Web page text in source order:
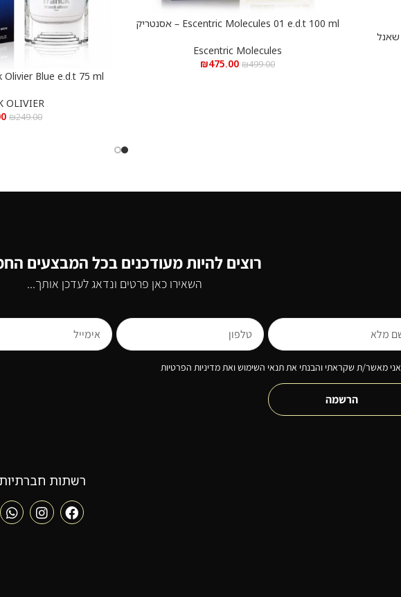
הוספה לסל
Escentric Molecules 01 e.d.t 100 ml – אסנטריק
Escentric Molecules
₪499.00
₪475.00
הוספה לסל
OLIVIER
₪249.00
רוצים להיות מעודכנים בכל המבצעים
השאירו כאן פרטים ונדאג לעדכן אותך...
אני מאשר/ת שקראתי והבנתי את תנאי השימוש ואת מדיניות הפרטיות
הרשמה
רשתות חברתיות